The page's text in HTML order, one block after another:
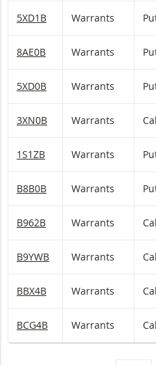
5XD1B Warrants
8AE0B Warrants
5XD0B Warrants
3XN0B Warrants
1S1ZB Warrants
B8B0B Warrants
B962B Warrants
B9YWB Warrants
BBX4B Warrants
BCG4B Warrants